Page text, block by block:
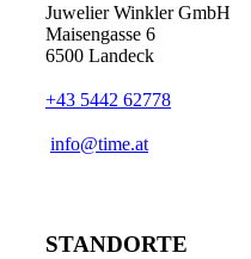
Juwelier Winkler GmbH
Maisengasse 6
6500 Landeck
+43 5442 62778
info@time.at
STANDORTE